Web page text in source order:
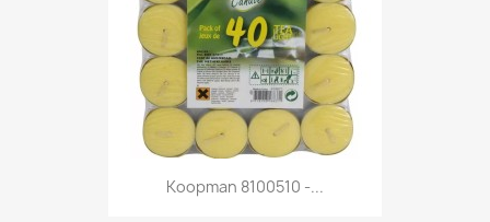
Anteprima
Koopman 8100510 -...